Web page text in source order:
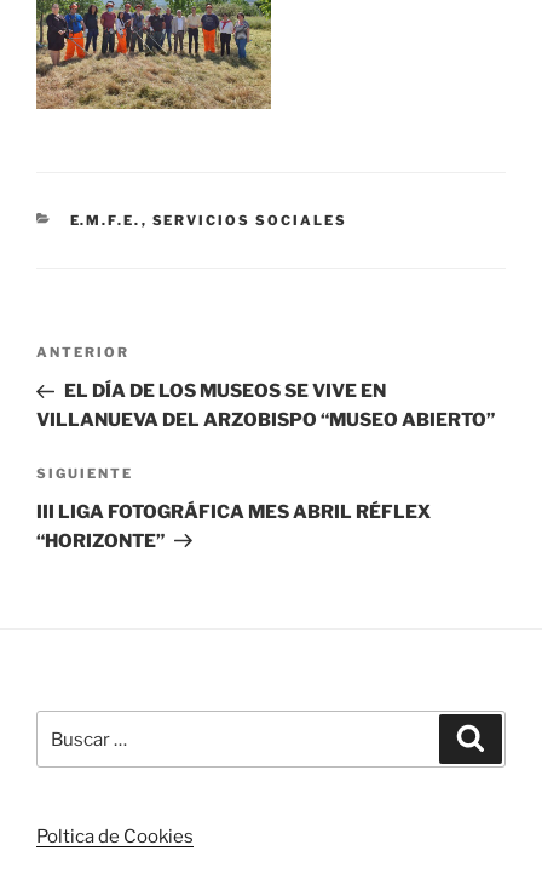
CATEGORÍAS
E.M.F.E. , SERVICIOS SOCIALES
Navegación
entradas
Entrada
anterior:
ANTERIOR
EL DÍA DE LOS MUSEOS SE VIVE EN
VILLANUEVA DEL ARZOBISPO “MUSEO ABIERTO”
Siguiente
entrada
SIGUIENTE
III LIGA FOTOGRÁFICA MES ABRIL RÉFLEX
“HORIZONTE”
por:
Poltica de Cookies